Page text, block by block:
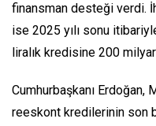
finansman desteği verdi.
ise 2025 yılı sonu
liralık kredisine 200
Cumhurbaşkanı Erdoğan,
reeskont kredilerinin son